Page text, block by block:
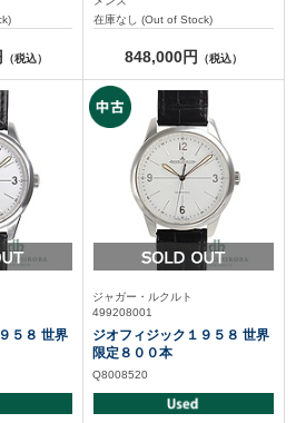
（税込）
在庫なし (Out of Stock)
848,000円 （税込）
５８ 世界
ジャガー・ルクルト
499208001
ジオフィジック１９５８ 世界
限定８００本
Q8008520